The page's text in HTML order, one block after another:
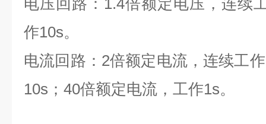
电压回路： 1.4倍额定电压，连续
作10s。
电流回路： 2倍额定电流，连续工
10s ； 40倍额定电流，工作1s。